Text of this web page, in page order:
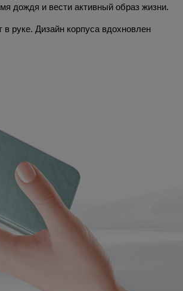
дождя и вести активный образ жизни.
в руке. Дизайн корпуса вдохновлен